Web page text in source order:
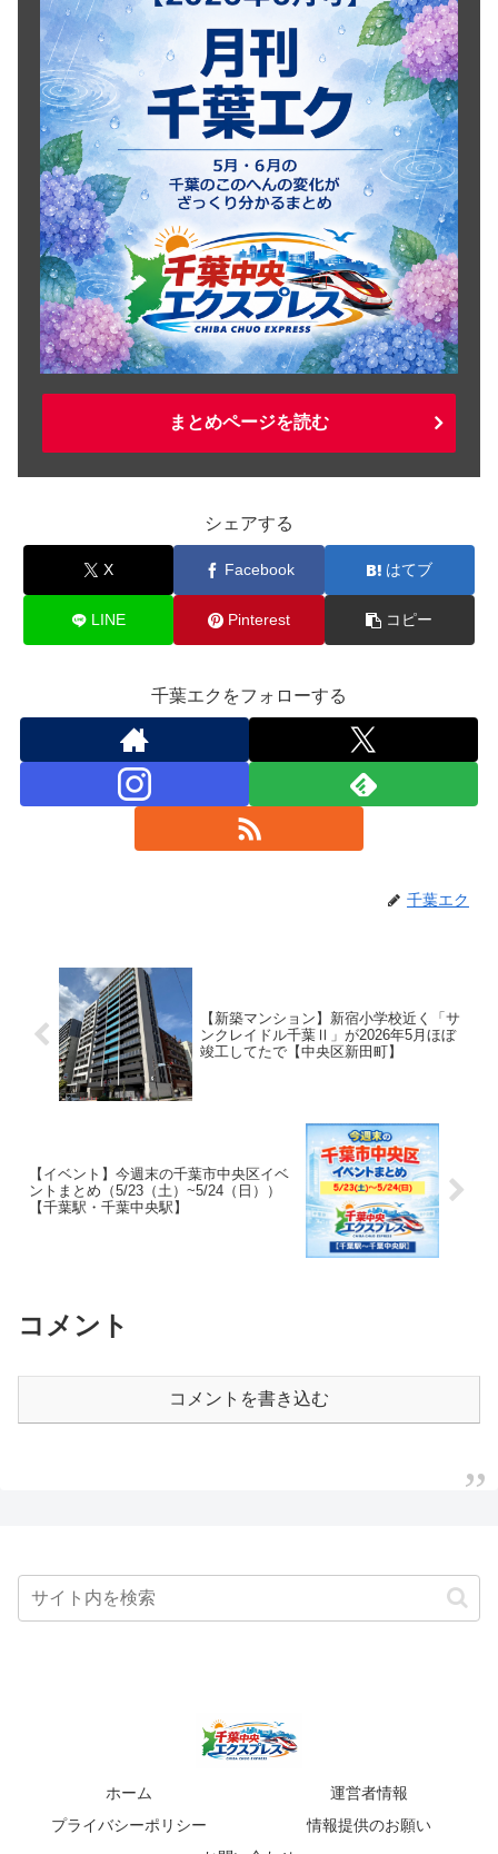
まとめページを読む
シェアする
X Facebook はてブ
LINE Pinterest コピー
千葉エクをフォローする
千葉エク
【新築マンション】新宿小学校近く「サ
ンクレイドル千葉Ⅱ」が2026年5月ほぼ
竣工してたで【中央区新田町】
【イベント】今週末の千葉市中央区イベ
ントまとめ（5/23（土）~5/24（日））
【千葉駅・千葉中央駅】
コメント
コメントを書き込む
ホーム
運営者情報
プライバシーポリシー
情報提供のお願い